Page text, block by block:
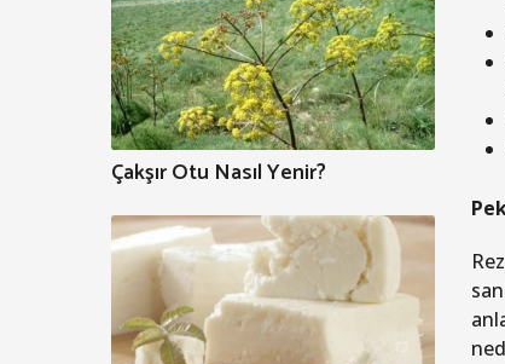
Çakşır Otu Nasıl Yenir?